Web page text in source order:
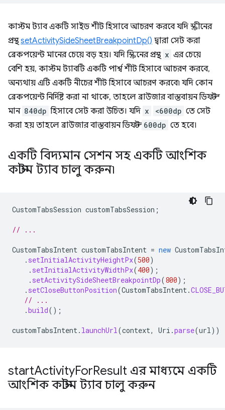
কাস্টম ট্যাব একটি সাইড শীট হিসাবে আচরণ করবে যদি স্ক্রীনের
প্রস্থsetActivitySideSheetBreakpointDp() দ্বারা সেট করা
ব্রেকপয়েন্ট মানের চেয়ে বড় হয়। যদি স্ক্রিনের প্রস্থ x এর চেয়ে
বেশি হয়, কাস্টম ট্যাবটি একটি পার্শ্ব শীট হিসাবে আচরণ করবে,
অন্যথায় এটি একটি নীচের শীট হিসাবে আচরণ করবে৷ যদি কোন
ব্রেকপয়েন্ট নির্দিষ্ট করা না থাকে, তাহলে ব্রাউজার বাস্তবায়ন ডিফল্ট
মান 840dp হিসাবে সেট করা উচিত। যদি x <600dp তে সেট
করা হয় তাহলে ব্রাউজার বাস্তবায়ন ডিফল্ট 600dp তে হবে।
একটি বিদ্যমান সেশন সহ একটি আংশিক
কাস্টম ট্যাব চালু করুন৷
CustomTabsSession customTabsSession ;
// ...
CustomTabsIntent customTabsIntent = new
. setInitialActivityHeightPx(500)
. setInitialActivityWidthPx(400);
. setActivitySideSheetBreakpointDp(800);
. setCloseButtonPosition(CustomTabsIntent.
// ...
.build();
customTabsIntent. launchUrl(context, Uri .parse(url))
startActivityForResult এর মাধ্যমে একটি
আংশিক কাস্টম ট্যাব চালু করুন